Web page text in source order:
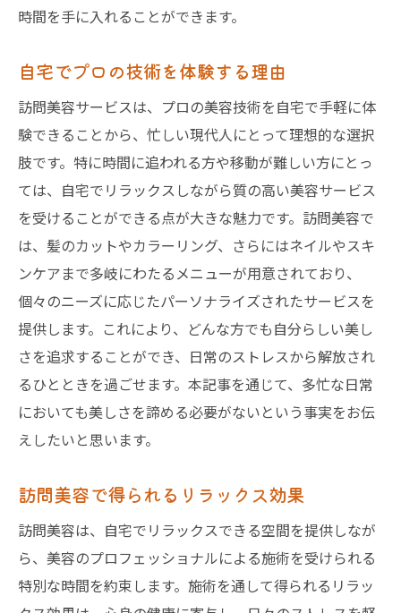
自宅での美容時間の有効活用
訪問美容が支持される理由
自宅で快適に美容サービスを受ける秘訣
荒川区で訪問美容を選ぶポイント
時間を手に入れることができます。
自宅でプロの技術を体験する理由
訪問美容サービスは、プロの美容技術を自宅で手軽に体
験できることから、忙しい現代人にとって理想的な選択
肢です。特に時間に追われる方や移動が難しい方にとっ
ては、自宅でリラックスしながら質の高い美容サービス
を受けることができる点が大きな魅力です。訪問美容で
は、髪のカットやカラーリング、さらにはネイルやスキ
ンケアまで多岐にわたるメニューが用意されており、
個々のニーズに応じたパーソナライズされたサービスを
提供します。これにより、どんな方でも自分らしい美し
さを追求することができ、日常のストレスから解放され
るひとときを過ごせます。本記事を通じて、多忙な日常
においても美しさを諦める必要がないという事実をお伝
えしたいと思います。
訪問美容で得られるリラックス効果
訪問美容は、自宅でリラックスできる空間を提供しなが
ら、美容のプロフェッショナルによる施術を受けられる
特別な時間を約束します。施術を通して得られるリラッ